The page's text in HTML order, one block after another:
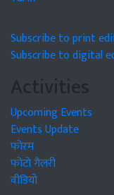
Subscribe to print
Subscribe to digital
Activities
Upcoming Events
Events Update
फोरम
फोटो गैलरी
वीडियो